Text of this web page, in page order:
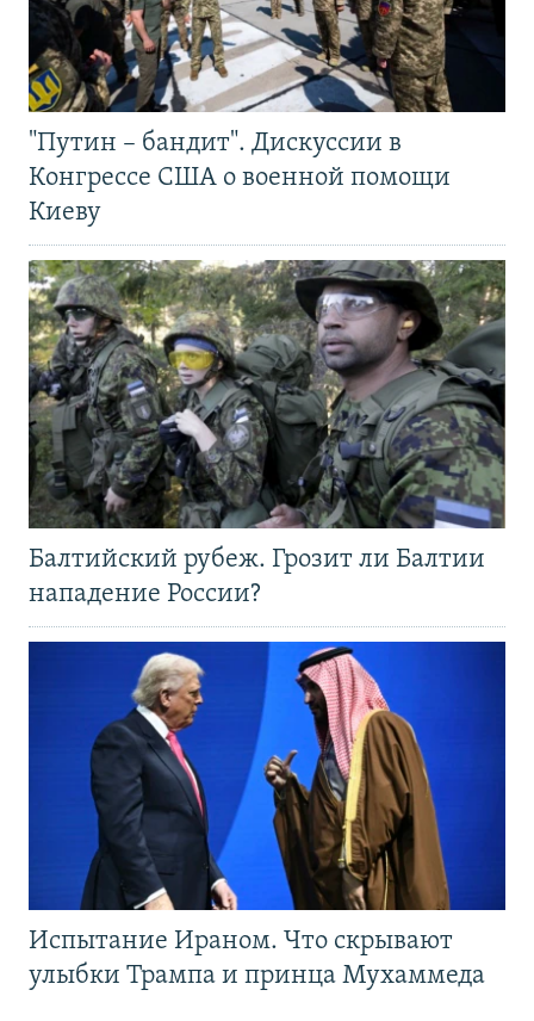
"Путин – бандит". Дискуссии в
Конгрессе США о военной помощи
Киеву
Балтийский рубеж. Грозит ли Балтии
нападение России?
Испытание Ираном. Что скрывают
улыбки Трампа и принца Мухаммеда